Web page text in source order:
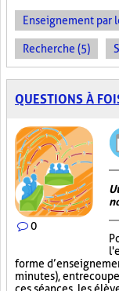
Enseignement par
Recherche (5)
QUESTIONS À
0
forme
minutes),